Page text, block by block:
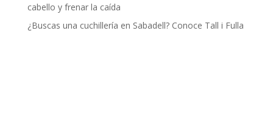
cabello y frenar la caída
¿Buscas una cuchillería en Sabadell? Conoce Tall i Fulla